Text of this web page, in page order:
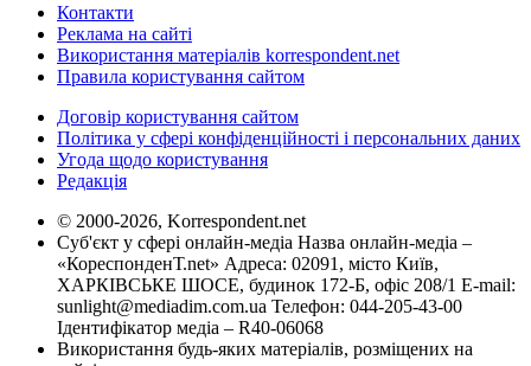
Контакти
Реклама на сайті
Використання матеріалів korrespondent.net
Правила користування сайтом
Договір користування сайтом
Політика у сфері конфіденційності і персональних даних
Угода щодо користування
Редакція
© 2000-2026, Korrespondent.net
Суб'єкт у сфері онлайн-медіа Назва онлайн-медіа –
«КореспонденТ.net» Адреса: 02091, місто Київ,
ХАРКІВСЬКЕ ШОСЕ, будинок 172-Б, офіс 208/1 E-mail:
sunlight@mediadim.com.ua Телефон: 044-205-43-00
Ідентифікатор медіа – R40-06068
Використання будь-яких матеріалів, розміщених на